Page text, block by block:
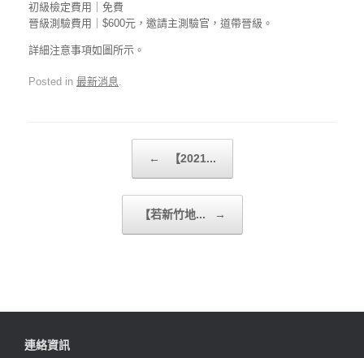
初級檢定費用｜免費
晉級測驗費用｜$600元，邀請主測驗官，道帶晉級。
詳細注意事項如圖所示。
Posted in 最新消息.
← 【2021...
【若新竹地... →
連絡資訊